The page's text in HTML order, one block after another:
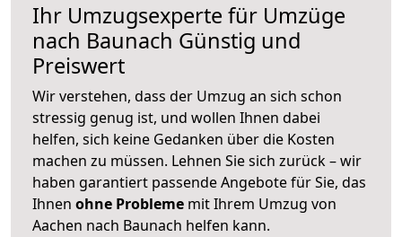
Ihr Umzugsexperte für Umzüge
nach Baunach Günstig und
Preiswert
Wir verstehen, dass der Umzug an sich schon
stressig genug ist, und wollen Ihnen dabei
helfen, sich keine Gedanken über die Kosten
machen zu müssen. Lehnen Sie sich zurück – wir
haben garantiert passende Angebote für Sie, das
Ihnen ohne Probleme mit Ihrem Umzug von
Aachen nach Baunach helfen kann.